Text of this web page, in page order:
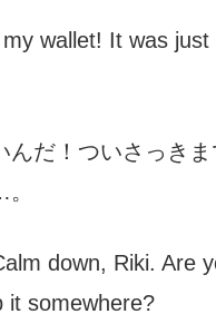
wallet! It was
んだ！ついさっき
down, Riki. Are
it somewhere?